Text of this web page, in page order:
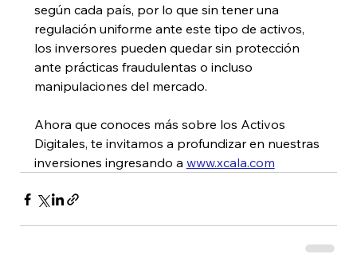
según cada país, por lo que sin tener una
regulación uniforme ante este tipo de activos,
los inversores pueden quedar sin protección
ante prácticas fraudulentas o incluso
manipulaciones del mercado.
Ahora que conoces más sobre los Activos
Digitales, te invitamos a profundizar en nuestras
inversiones ingresando a www.xcala.com